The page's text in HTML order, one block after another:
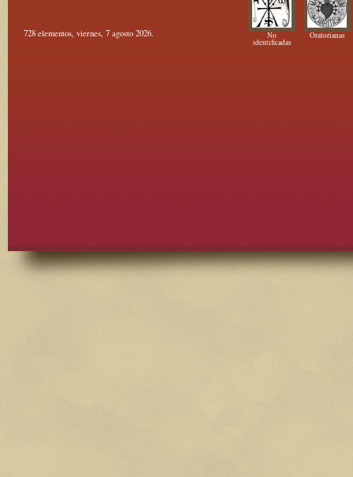
728 elementos, viernes, 7 agosto 2026. No
identificadas
Oratorianas